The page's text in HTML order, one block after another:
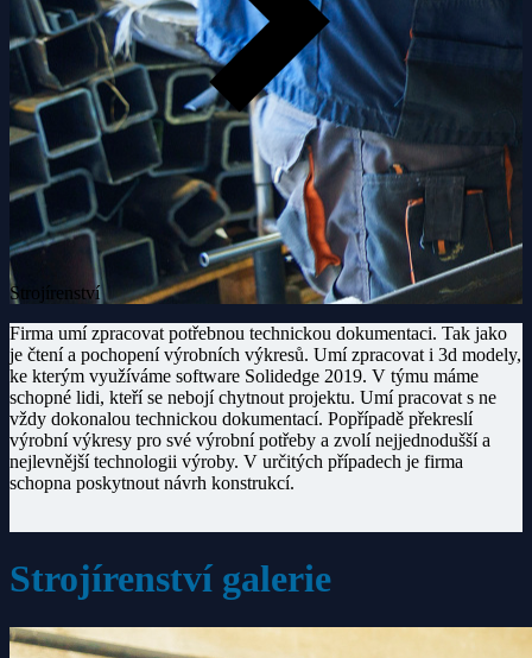
Strojírenství
Firma umí zpracovat potřebnou technickou dokumentaci. Tak jako
je čtení a pochopení výrobních výkresů. Umí zpracovat i 3d modely,
ke kterým využíváme software Solidedge 2019. V týmu máme
schopné lidi, kteří se nebojí chytnout projektu. Umí pracovat s ne
vždy dokonalou technickou dokumentací. Popřípadě překreslí
výrobní výkresy pro své výrobní potřeby a zvolí nejjednodušší a
nejlevnější technologii výroby. V určitých případech je firma
schopna poskytnout návrh konstrukcí.
Strojírenství galerie